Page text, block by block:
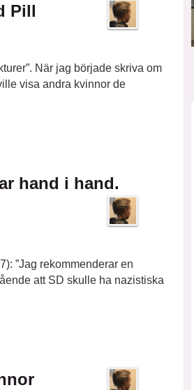
Pill
När jag började skriva om
visa andra kvinnor de
hand i hand.
”Jag rekommenderar en
att SD skulle ha nazistiska